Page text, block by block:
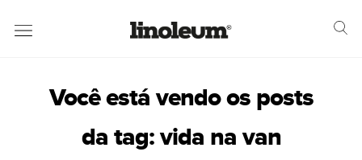
Você está vendo os posts
da tag: vida na van